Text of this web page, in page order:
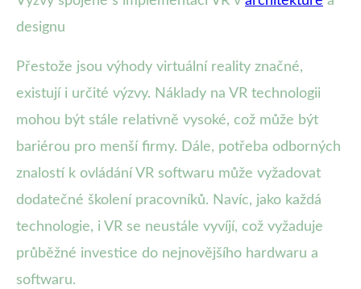
designu
Přestože jsou výhody virtuální reality značné,
existují i určité výzvy. Náklady na VR technologii
mohou být stále relativně vysoké, což může být
bariérou pro menší firmy. Dále, potřeba odborných
znalostí k ovládání VR softwaru může vyžadovat
dodatečné školení pracovníků. Navíc, jako každá
technologie, i VR se neustále vyvíjí, což vyžaduje
průběžné investice do nejnovějšího hardwaru a
softwaru.